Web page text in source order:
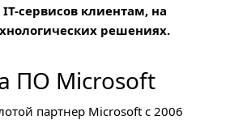
сервисов клиентам, на
решениях.
ПО Microsoft
партнер Microsoft с 2006